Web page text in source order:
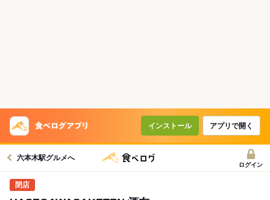
インストール アプリで開く
六本木駅グルメへ
ログイン